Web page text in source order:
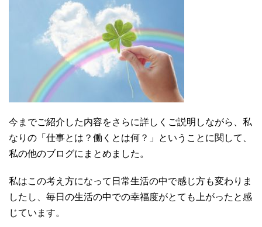
今までご紹介した内容をさらに詳しくご説明しながら、私
なりの「仕事とは？働くとは何？」ということに関して、
私の他のブログにまとめました。
私はこの考え方になって日常生活の中で感じ方も変わりま
したし、毎日の生活の中での幸福度がとても上がったと感
じています。